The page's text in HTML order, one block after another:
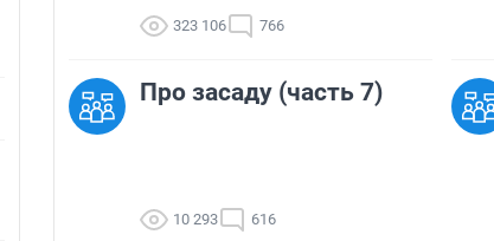
323 106 766
Про засаду (часть 7)
10 293 616